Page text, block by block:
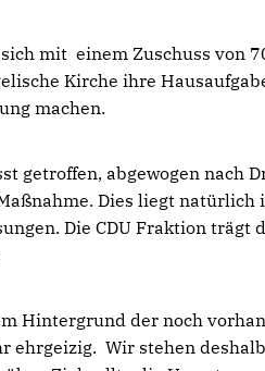
mit einem Zuschuss von
Kirche ihre
machen.
getroffen, abgewogen nach
Dies liegt natürlich
Die CDU Fraktion trägt
Hintergrund der noch
ehrgeizig. Wir stehen